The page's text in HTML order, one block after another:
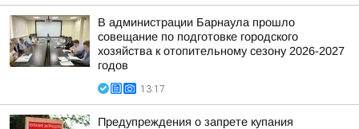
В администрации Барнаула прошло
совещание по подготовке городского
хозяйства к отопительному сезону 2026-2027
годов
13:17
Предупреждения о запрете купания